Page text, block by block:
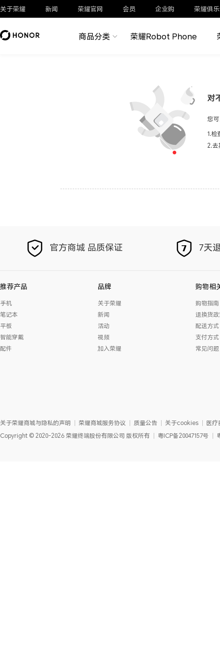
关于荣耀 新闻 荣耀官网 会员 企业购 荣耀俱
商品分类 荣耀Robot Phone
对
您
1.检
2.去
官方商城 品质保证 7天
推荐产品
手机
笔记本
平板
智能穿戴
配件
品牌
关于荣耀
新闻
活动
视频
加入荣耀
购物相
购物指南
退换货
配送方式
支付方式
常见问题
关于荣耀商城与隐私的声明 荣耀商城服务协议 质量公告 关于cookies
医疗
Copyright © 2020-2026 荣耀终端股份有限公司 版权所有 粤ICP备20047157号